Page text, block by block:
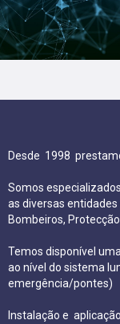
Desde 1998 p
Somos
as diversas
Bombeiros,
Temos disponível
ao nível do sistema
emergência/pontes)
Instalação e